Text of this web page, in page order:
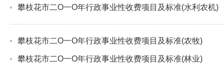
攀枝花市二O一O年行政事业性收费项目及标准(水利农机)
攀枝花市二O一O年行政事业性收费项目及标准(农牧)
攀枝花市二O一O年行政事业性收费项目及标准(林业)